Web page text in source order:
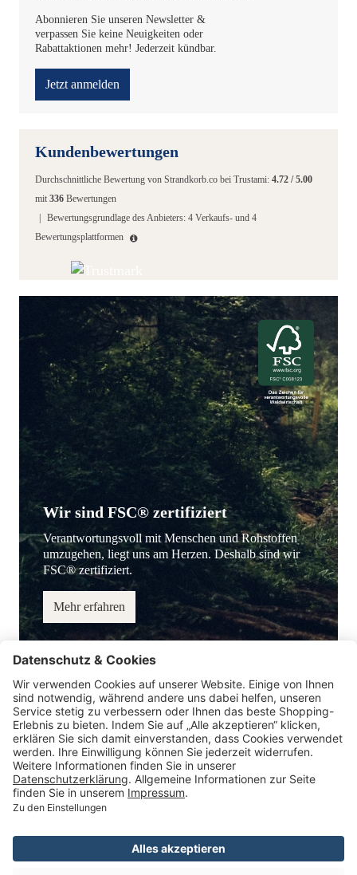
Abonnieren Sie unseren Newsletter &
verpassen Sie keine Neuigkeiten oder
Rabattaktionen mehr! Jederzeit kündbar.
Jetzt anmelden
Kundenbewertungen
Durchschnittliche Bewertung von Strandkorb.co bei Trustami: 4.72 /5.00
mit 336 Bewertungen
Bewertungsgrundlage des Anbieters: 4 Verkaufs- und 4
Bewertungsplattformen
Wir sind FSC® zertifiziert
Verantwortungsvoll mit Menschen und Rohstoffen
umzugehen, liegt uns am Herzen. Deshalb sind wir
FSC® zertifiziert.
Mehr erfahren
Service-Hotline
Information
Service
Zahlungsmöglichkeiten
* Alle Preise inkl. gesetzl. Mehrwertsteuer.